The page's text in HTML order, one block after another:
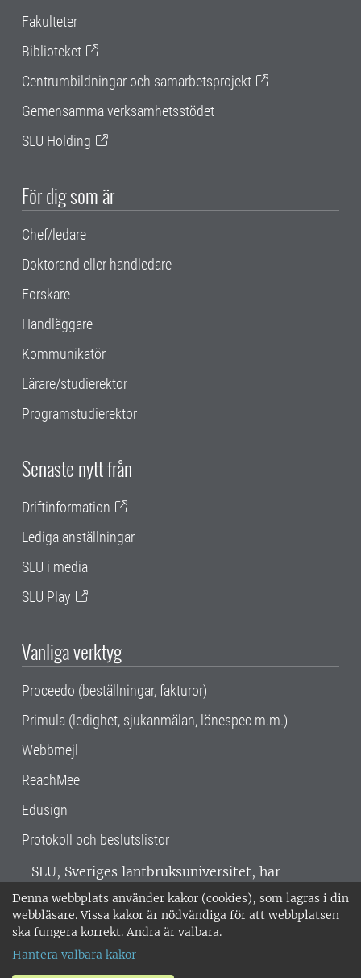
Denna webbplats använder kakor (cookies), som lagras i din
webbläsare. Vissa kakor är nödvändiga för att webbplatsen
ska fungera korrekt. Andra är valbara.
Hantera valbara kakor
Fakulteter
Biblioteket
Centrumbildningar och samarbetsprojekt
Gemensamma verksamhetsstödet
SLU Holding
För dig som är
Chef/ledare
Doktorand eller handledare
Forskare
Handläggare
Kommunikatör
Lärare/studierektor
Programstudierektor
Senaste nytt från
Driftinformation
Lediga anställningar
SLU i media
SLU Play
Vanliga verktyg
Proceedo (beställningar, fakturor)
Primula (ledighet, sjukanmälan, lönespec m.m.)
Webbmejl
ReachMee
Edusign
Protokoll och beslutslistor
SLU, Sveriges lantbruksuniversitet, har
verksamhet över hela Sverige. Huvudorter är
Alnarp, Uppsala och Umeå.SLU är
miljöcertifierat enligt ISO 14001. •
018-67 10 00 • Org nr: 202100-2817 •